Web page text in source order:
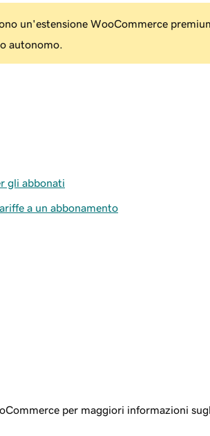
un'estensione WooCommerce
autonomo.
gli abbonati
a un abbonamento
per maggiori informazioni